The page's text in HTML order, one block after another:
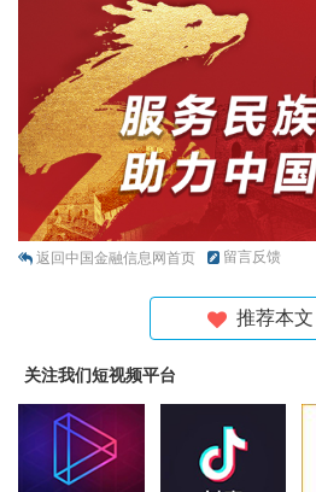
返回中国金融信息网首页 留言反馈
推荐本文
关注我们短视频平台